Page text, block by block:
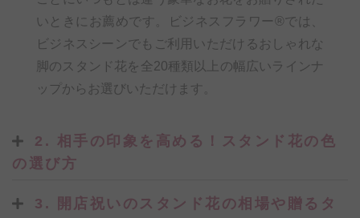
いときにお薦めです。ビジネスフラワー®では、
ビジネスシーンでもご利用いただけるおしゃれな
脚のスタンド花を全20種類以上の幅広いラインナ
ップからお選びいただけます。
2. 相手の印象を高める！スタンド花の色
の選び方
3. 開店祝いのスタンド花の相場や贈るタ